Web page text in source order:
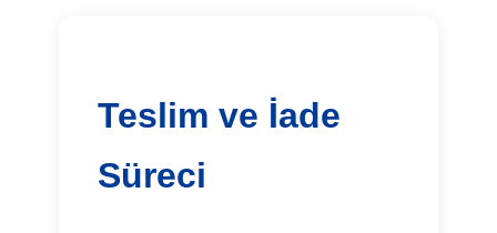
Teslim ve İade
Süreci